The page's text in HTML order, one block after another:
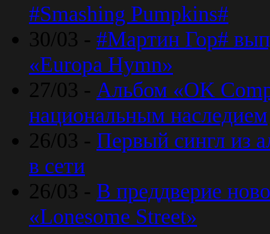
#Smashing Pumpkins#
30/03 - #Мартин Гор#
«Europa Hymn»
27/03 - Альбом «OK
национальным наследием
26/03 - Первый сингл из
в сети
26/03 - В преддверие
«Lonesome Street»